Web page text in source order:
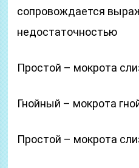
сопровождается
недостаточностью
Простой – мокрота
Гнойный – мокрота
Простой – мокрота